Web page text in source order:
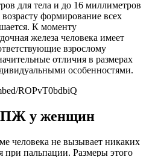
для тела и до 16 миллиметров
формирование всех
К моменту
железа человека имеет
взрослому
отличия в размерах
особенностями.
ROPvT0bdbiQ
ПЖ у женщин
человека не вызывает никаких
пальпации. Размеры этого